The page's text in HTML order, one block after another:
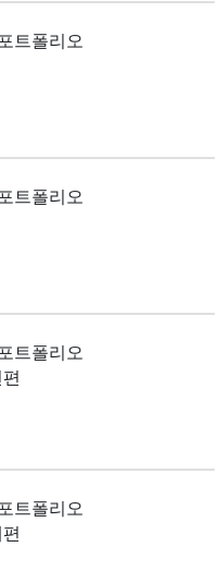
애니메이션 제작
트폴리오
트폴리오
파워포인트 애니메이션
트폴리오
PPT 파워포인트 애니
트폴리오